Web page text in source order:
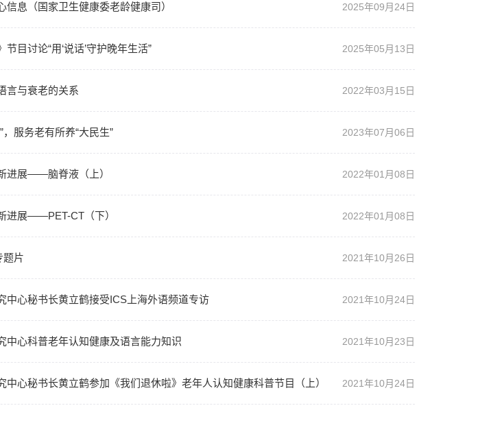
2025年09月24日
信息（国家卫生健康委老龄健康司）
2025年05月13日
目讨论“用‘说话’守护晚年生活”
2022年03月15日
言与衰老的关系
2023年07月06日
服务老有所养“大民生”
2022年01月08日
进展——脑脊液（上）
2022年01月08日
进展——PET-CT（下）
2021年10月26日
题片
2021年10月24日
中心秘书长黄立鹤接受ICS上海外语频道专访
2021年10月23日
中心科普老年认知健康及语言能力知识
2021年10月24日
中心秘书长黄立鹤参加《我们退休啦》老年人认知健康科普节目（上）